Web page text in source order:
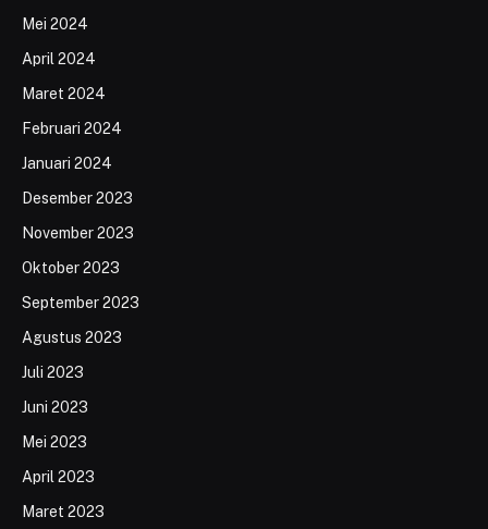
Mei 2024
April 2024
Maret 2024
Februari 2024
Januari 2024
Desember 2023
November 2023
Oktober 2023
September 2023
Agustus 2023
Juli 2023
Juni 2023
Mei 2023
April 2023
Maret 2023